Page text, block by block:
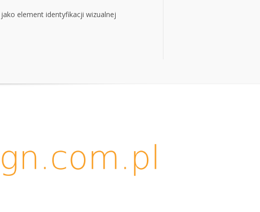
element identyfikacji wizualnej